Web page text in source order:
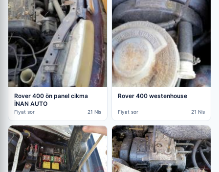
Rover 400 ön panel cikma
İNAN AUTO
Fiyat sor 21 Nis
Rover 400 westenhouse
Fiyat sor 21 Nis